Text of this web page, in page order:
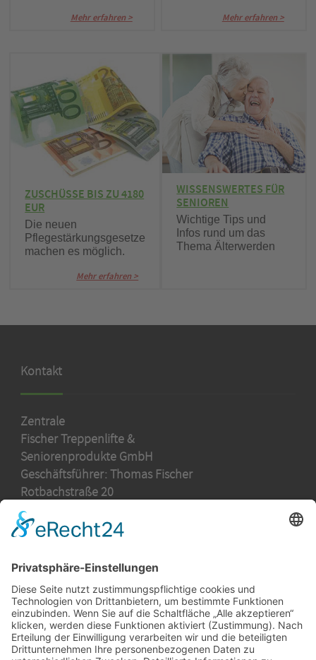
Mehr erfahren > Mehr erfahren >
ZUSCHÜSSE BIS ZU 4180
EUR
Die neuen
Pflegestärkungsgesetze
machen es möglich.
Mehr erfahren >
WISSENSWERTES FÜR
SENIOREN
Wichtige Tips und
Infos rund um das
Thema Älterwerden
Kontakt
Zentrale
Fischer Treppenlifte &
Seniorenprodukte GmbH
Geschäftsführer: Thomas Fischer
Rotbachstraße 20
53894 Mechernich
Telefon 02443 - 902 78 30
Aktuelles
Stellenangebote
Hilfreiche Links
Kurven-Treppenlifte